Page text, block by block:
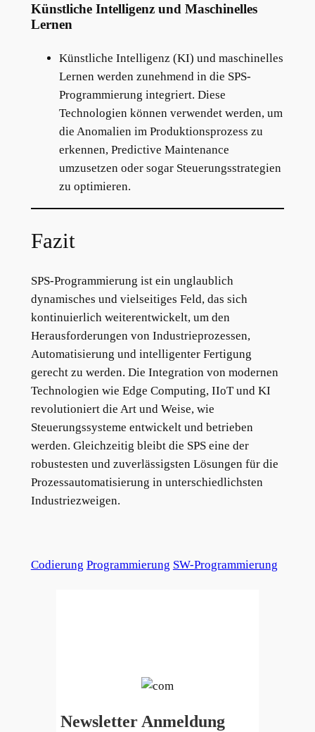
Künstliche Intelligenz und Maschinelles
Lernen
Künstliche Intelligenz (KI) und maschinelles
Lernen werden zunehmend in die SPS-
Programmierung integriert. Diese
Technologien können verwendet werden, um
die Anomalien im Produktionsprozess zu
erkennen, Predictive Maintenance
umzusetzen oder sogar Steuerungsstrategien
zu optimieren.
Fazit
SPS-Programmierung ist ein unglaublich
dynamisches und vielseitiges Feld, das sich
kontinuierlich weiterentwickelt, um den
Herausforderungen von Industrieprozessen,
Automatisierung und intelligenter Fertigung
gerecht zu werden. Die Integration von modernen
Technologien wie Edge Computing, IIoT und KI
revolutioniert die Art und Weise, wie
Steuerungssysteme entwickelt und betrieben
werden. Gleichzeitig bleibt die SPS eine der
robustesten und zuverlässigsten Lösungen für die
Prozessautomatisierung in unterschiedlichsten
Industriezweigen.
Codierung Programmierung SW-Programmierung
Newsletter Anmeldung